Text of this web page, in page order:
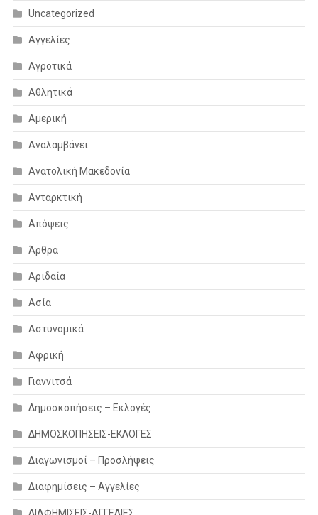
Uncategorized
Αγγελίες
Αγροτικά
Αθλητικά
Αμερική
Αναλαμβάνει
Ανατολική Μακεδονία
Ανταρκτική
Απόψεις
Άρθρα
Αριδαία
Ασία
Αστυνομικά
Αφρική
Γιαννιτσά
Δημοσκοπήσεις – Εκλογές
ΔΗΜΟΣΚΟΠΗΣΕΙΣ-ΕΚΛΟΓΕΣ
Διαγωνισμοί – Προσλήψεις
Διαφημίσεις – Αγγελίες
ΔΙΑΦΗΜΙΣΕΙΣ-ΑΓΓΕΛΙΕΣ